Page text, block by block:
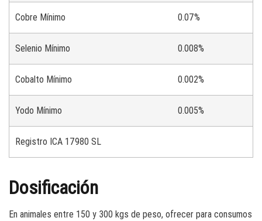
Cobre Mínimo 0.07%
Selenio Mínimo 0.008%
Cobalto Mínimo 0.002%
Yodo Mínimo 0.005%
Registro ICA 17980 SL
Dosificación
En animales entre 150 y 300 kgs de peso, ofrecer para consumos